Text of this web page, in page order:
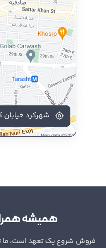
همیشه
فروش شروع یک تعهد است، ما